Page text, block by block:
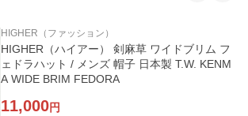
HIGHER（ファッション）
HIGHER（ハイアー） 剣麻草 ワイドブリム フ
ェドラハット / メンズ 帽子 日本製 T.W. KENM
A WIDE BRIM FEDORA
11,000円